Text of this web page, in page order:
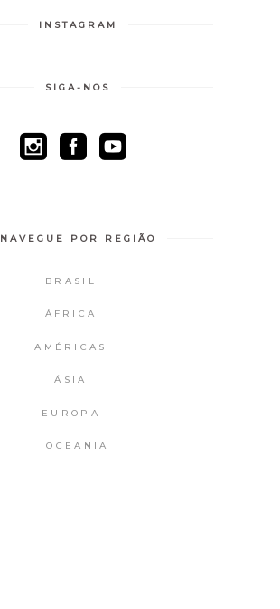
INSTAGRAM
SIGA-NOS
NAVEGUE POR REGIÃO
BRASIL
ÁFRICA
AMÉRICAS
ÁSIA
EUROPA
OCEANIA